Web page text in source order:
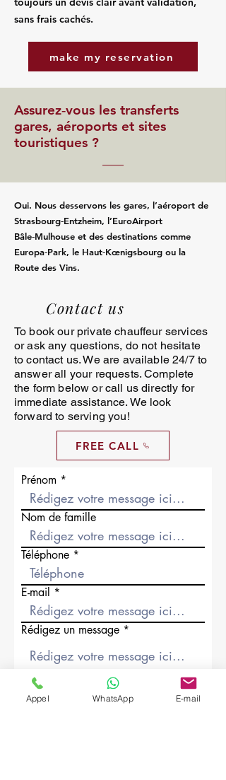
sans frais cachés.
make my reservation
Assurez‑vous les transferts
gares, aéroports et sites
touristiques ?
Oui. Nous desservons les gares, l’aéroport de
Strasbourg‑Entzheim, l’EuroAirport
Bâle‑Mulhouse et des destinations comme
Europa‑Park, le Haut‑Kœnigsbourg ou la
Route des Vins.
Contact us
To book our private chauffeur services
or ask any questions, do not hesitate
to contact us. We are available 24/7 to
answer all your requests. Complete
the form below or call us directly for
immediate assistance. We look
forward to serving you!
FREE CALL
Prénom
Nom de famille
Téléphone
E-mail
Rédigez un message
Société
Appel WhatsApp E-mail